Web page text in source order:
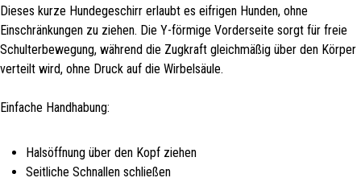
Dieses kurze Hundegeschirr erlaubt es eifrigen Hunden, ohne
Einschränkungen zu ziehen. Die Y-förmige Vorderseite sorgt für freie
Schulterbewegung, während die Zugkraft gleichmäßig über den Körper
verteilt wird, ohne Druck auf die Wirbelsäule.
Einfache Handhabung:
Halsöffnung über den Kopf ziehen
Seitliche Schnallen schließen